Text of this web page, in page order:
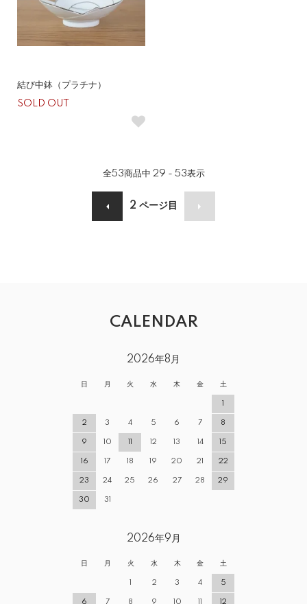
結び中鉢（プラチナ）
SOLD OUT
全53商品中 29 - 53表示
2 ページ目
CALENDAR
2026年8月
日 月 火 水 木 金 土
1
2 3 4 5 6 7 8
9 10 11 12 13 14 15
16 17 18 19 20 21 22
23 24 25 26 27 28 29
30 31
2026年9月
日 月 火 水 木 金 土
1 2 3 4 5
6 7 8 9 10 11 12